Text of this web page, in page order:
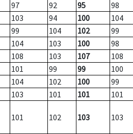
97 92 95
98
103 94 100
104
99 104 102
99
104 103 100
98
108 103 107
108
101 99 99
100
104 102 100
99
103 101 101 101
101 102 103 103